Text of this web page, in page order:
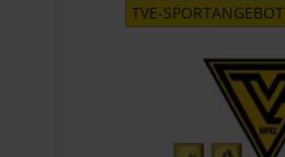
TVE-SPORTANGEBOT